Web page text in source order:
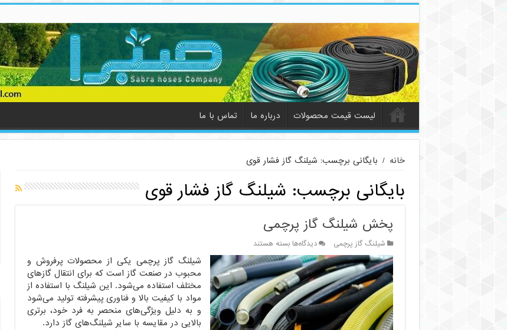
لیست قیمت محصولات درباره ما تماس با ما
خانه / بایگانی برچسب: شیلنگ گاز فشار قوی
بایگانی برچسب: شیلنگ گاز فشار قوی
پخش شیلنگ گاز پرچمی
شیلنگ گاز پرچمی دیدگاه‌هابرای
پخش
شیلنگ
گاز
پرچمی
بسته هستند
شیلنگ گاز پرچمی یکی از محصولات پرفروش و
محبوب در صنعت گاز است که برای انتقال گازهای
مختلف استفاده می‌شود. این شیلنگ با استفاده از
مواد با کیفیت بالا و فناوری پیشرفته تولید می‌شود
و به دلیل ویژگی‌های منحصر به فرد خود، برتری
بالایی در مقایسه با سایر شیلنگ‌های گاز دارد.